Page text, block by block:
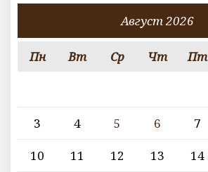
Август 2026
Пн Вт Ср Чт Пт
3
4 5 6 7
10
11 12 13 14